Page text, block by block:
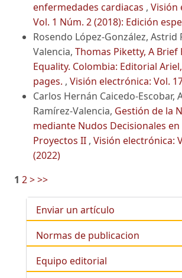
enfermedades cardiacas , Visión
Vol. 1 Núm. 2 (2018): Edición
Rosendo López-González, Astrid
Valencia, Thomas Piketty, A
Equality. Colombia: Editorial
pages. , Visión electrónica: Vol.
Carlos Hernán Caicedo-Escobar,
Ramírez-Valencia, Gestión de la
mediante Nudos Decisionales en
Proyectos II , Visión electrónica:
(2022)
1 2>>>
Enviar un artículo
Normas de publicacion
Equipo editorial